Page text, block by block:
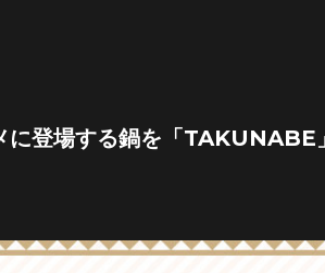
に登場する鍋を「TAKUNABE